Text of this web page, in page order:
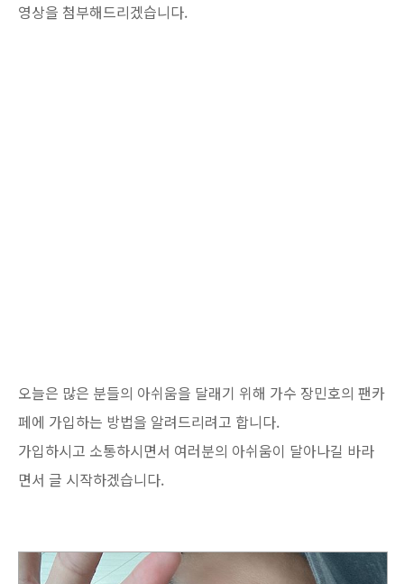
영상을 첨부해드리겠습니다.
오늘은 많은 분들의 아쉬움을 달래기 위해 가수 장민호의 팬카
페에 가입하는 방법을 알려드리려고 합니다.
가입하시고 소통하시면서 여러분의 아쉬움이 달아나길 바라
면서 글 시작하겠습니다.